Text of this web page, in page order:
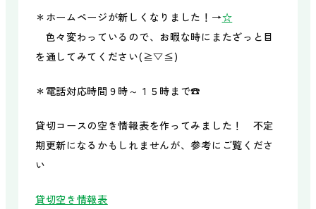
＊ホームページが新しくなりました！→☆
色々変わっているので、お暇な時にまたざっと目
を通してみてください(≧▽≦)
＊電話対応時間９時～１５時まで☎
貸切コースの空き情報表を作ってみました！ 不定
期更新になるかもしれませんが、参考にご覧くださ
い
貸切空き情報表